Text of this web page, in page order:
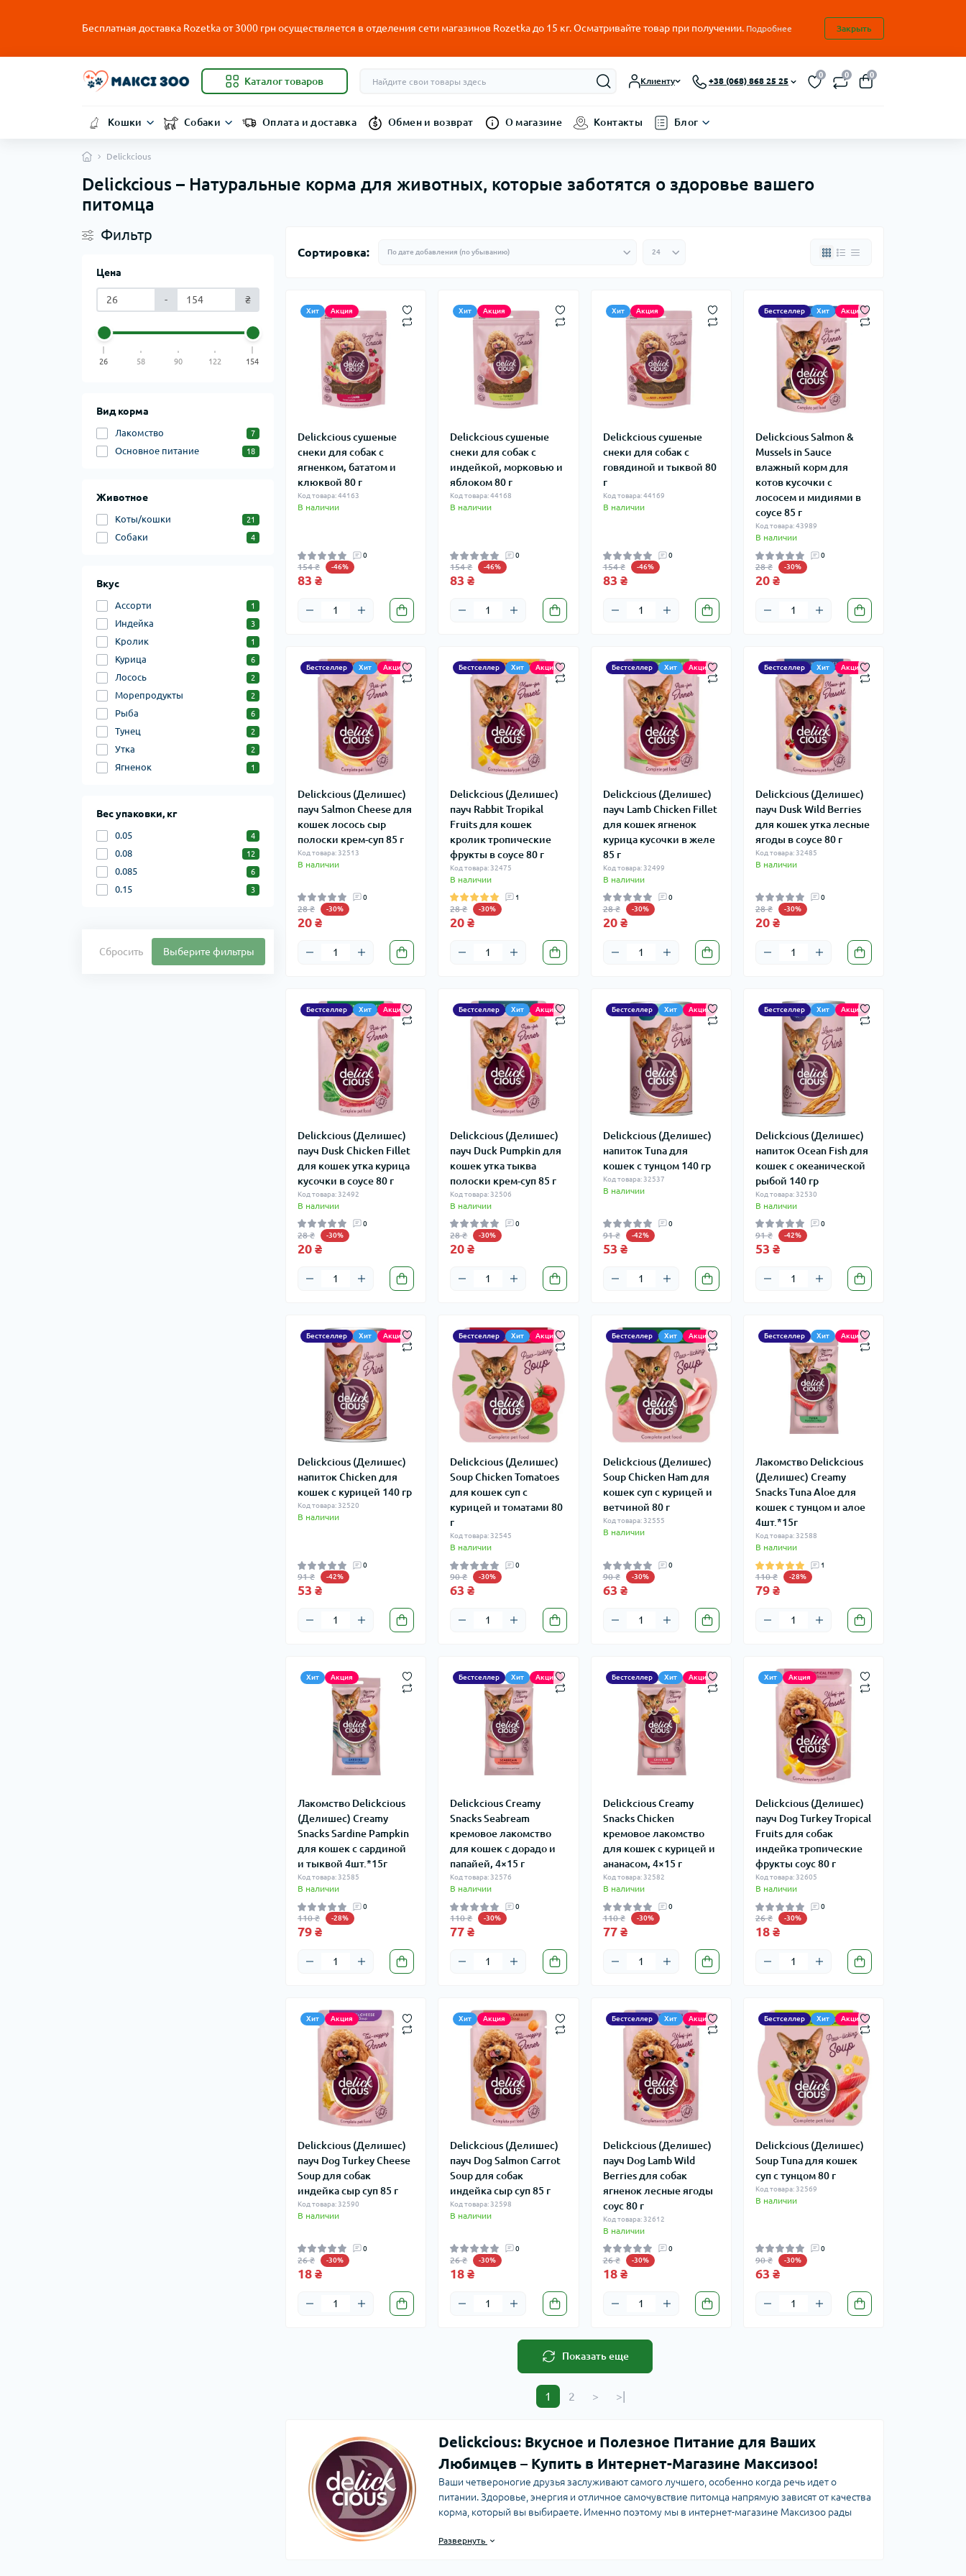
Бесплатная доставка Rozetka от3000 грн осуществляется в отделения сети магазинов Rozetka до 15 кг. Осматривайте товар при получении. Подробнее Закрыть
Каталог товаров Клиенту +38 (068) 868 25 25
0 0 0
Кошки Собаки Оплата и доставка Обмен и возврат О магазине Контакты Блог
Delickcious
Delickcious – Натуральные корма для животных, которые заботятся о здоровье вашего
питомца
Фильтр
Цена
- ₴
26 58 90 122 154
Вид корма
Лакомство 7
Основное питание 18
Животное
Коты/кошки 21
Собаки 4
Вкус
Ассорти 1
Индейка 3
Кролик 1
Курица 6
Лосось 2
Морепродукты 2
Рыба 6
Тунец 2
Утка 2
Ягненок 1
Вес упаковки, кг
0.05 4
0.08 12
0.085 6
0.15 3
Сбросить Выберите фильтры
Сортировка:
Хит Акция
Delickcious сушеные
снеки для собак с
ягненком, бататом и
клюквой 80 г
Код товара: 44163
В наличии
0
154 ₴ -46%
83 ₴
Хит Акция
Delickcious сушеные
снеки для собак с
индейкой, морковью и
яблоком 80 г
Код товара: 44168
В наличии
0
154 ₴ -46%
83 ₴
Хит Акция
Delickcious сушеные
снеки для собак с
говядиной и тыквой 80
г
Код товара: 44169
В наличии
0
154 ₴ -46%
83 ₴
Бестселлер Хит Акция
Delickcious Salmon &
Mussels in Sauce
влажный корм для
котов кусочки с
лососем и мидиями в
соусе 85 г
Код товара: 43989
В наличии
0
28 ₴ -30%
20 ₴
Бестселлер Хит Акция
Delickcious (Делишес)
пауч Salmon Cheese для
кошек лосось сыр
полоски крем-суп 85 г
Код товара: 32513
В наличии
0
28 ₴ -30%
20 ₴
Бестселлер Хит Акция
Delickcious (Делишес)
пауч Rabbit Tropikal
Fruits для кошек
кролик тропические
фрукты в соусе 80 г
Код товара: 32475
В наличии
1
28 ₴ -30%
20 ₴
Бестселлер Хит Акция
Delickcious (Делишес)
пауч Lamb Chicken Fillet
для кошек ягненок
курица кусочки в желе
85 г
Код товара: 32499
В наличии
0
28 ₴ -30%
20 ₴
Бестселлер Хит Акция
Delickcious (Делишес)
пауч Dusk Wild Berries
для кошек утка лесные
ягоды в соусе 80 г
Код товара: 32485
В наличии
0
28 ₴ -30%
20 ₴
Бестселлер Хит Акция
Delickcious (Делишес)
пауч Dusk Chicken Fillet
для кошек утка курица
кусочки в соусе 80 г
Код товара: 32492
В наличии
0
28 ₴ -30%
20 ₴
Бестселлер Хит Акция
Delickcious (Делишес)
пауч Duck Pumpkin для
кошек утка тыква
полоски крем-суп 85 г
Код товара: 32506
В наличии
0
28 ₴ -30%
20 ₴
Бестселлер Хит Акция
Delickcious (Делишес)
напиток Tuna для
кошек c тунцом 140 гр
Код товара: 32537
В наличии
0
91 ₴ -42%
53 ₴
Бестселлер Хит Акция
Delickcious (Делишес)
напиток Ocean Fish для
кошек c океанической
рыбой 140 гр
Код товара: 32530
В наличии
0
91 ₴ -42%
53 ₴
Бестселлер Хит Акция
Delickcious (Делишес)
напиток Chicken для
кошек c курицей 140 гр
Код товара: 32520
В наличии
0
91 ₴ -42%
53 ₴
Бестселлер Хит Акция
Delickcious (Делишес)
Soup Chicken Tomatoes
для кошек суп c
курицей и томатами 80
г
Код товара: 32545
В наличии
0
90 ₴ -30%
63 ₴
Бестселлер Хит Акция
Delickcious (Делишес)
Soup Chicken Ham для
кошек суп c курицей и
ветчиной 80 г
Код товара: 32555
В наличии
0
90 ₴ -30%
63 ₴
Бестселлер Хит Акция
Лакомство Delickcious
(Делишес) Creamy
Snacks Tuna Aloe для
кошек с тунцом и алое
4шт.*15г
Код товара: 32588
В наличии
1
110 ₴ -28%
79 ₴
Хит Акция
Лакомство Delickcious
(Делишес) Creamy
Snacks Sardine Pampkin
для кошек с сардиной
и тыквой 4шт.*15г
Код товара: 32585
В наличии
0
110 ₴ -28%
79 ₴
Бестселлер Хит Акция
Delickcious Creamy
Snacks Seabream
кремовое лакомство
для кошек с дорадо и
папайей, 4×15 г
Код товара: 32576
В наличии
0
110 ₴ -30%
77 ₴
Бестселлер Хит Акция
Delickcious Creamy
Snacks Chicken
кремовое лакомство
для кошек с курицей и
ананасом, 4×15 г
Код товара: 32582
В наличии
0
110 ₴ -30%
77 ₴
Хит Акция
Delickcious (Делишес)
пауч Dog Turkey Tropical
Fruits для собак
индейка тропические
фрукты соус 80 г
Код товара: 32605
В наличии
0
26 ₴ -30%
18 ₴
Хит Акция
Delickcious (Делишес)
пауч Dog Turkey Cheese
Soup для собак
индейка сыр суп 85 г
Код товара: 32590
В наличии
0
26 ₴ -30%
18 ₴
Хит Акция
Delickcious (Делишес)
пауч Dog Salmon Carrot
Soup для собак
индейка сыр суп 85 г
Код товара: 32598
В наличии
0
26 ₴ -30%
18 ₴
Бестселлер Хит Акция
Delickcious (Делишес)
пауч Dog Lamb Wild
Berries для собак
ягненок лесные ягоды
соус 80 г
Код товара: 32612
В наличии
0
26 ₴ -30%
18 ₴
Бестселлер Хит Акция
Delickcious (Делишес)
Soup Tuna для кошек
суп c тунцом 80 г
Код товара: 32569
В наличии
0
90 ₴ -30%
63 ₴
Показать еще
1 2 > >|
Delickcious: Вкусное и Полезное Питание для Ваших
Любимцев – Купить в Интернет-Магазине Максизоо!
Ваши четвероногие друзья заслуживают самого лучшего, особенно когда речь идет о
питании. Здоровье, энергия и отличное самочувствие питомца напрямую зависят от качества
корма, который вы выбираете. Именно поэтому мы в интернет-магазине Максизоо рады
сбалансированности и, конечно же, восхитительного вкуса, который покорит даже самых
Развернуть